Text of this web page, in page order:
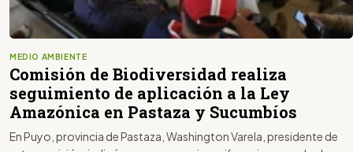
MEDIO AMBIENTE
Comisión de Biodiversidad realiza
seguimiento de aplicación a la Ley
Amazónica en Pastaza y Sucumbíos
En Puyo, provincia de Pastaza, Washington Varela, presidente de